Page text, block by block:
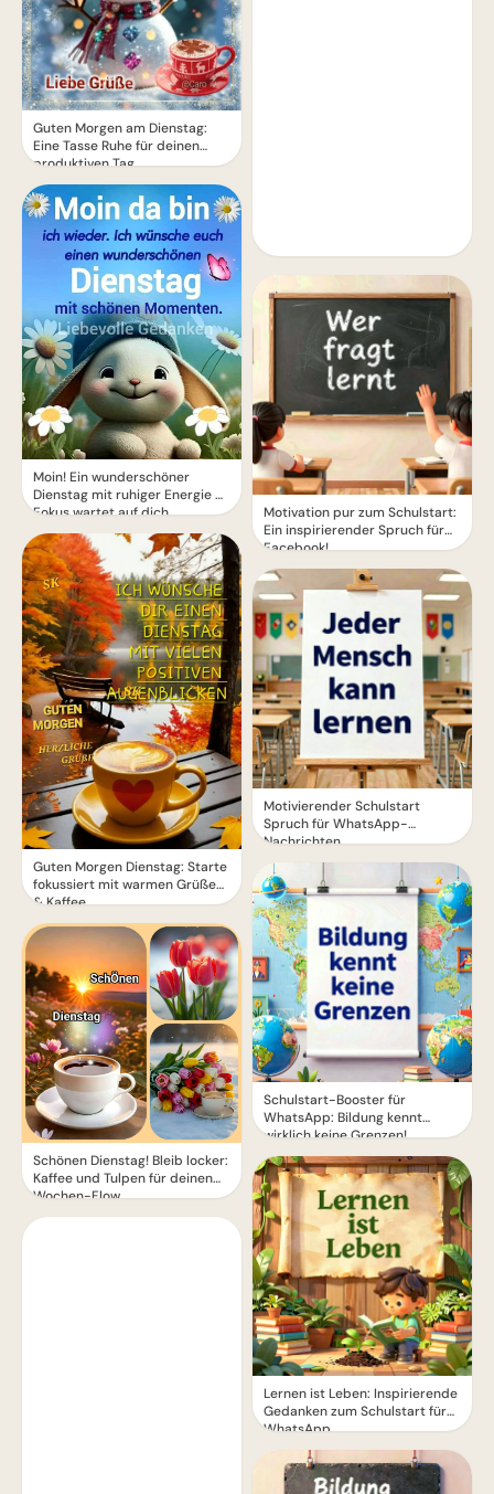
Guten Morgen am Dienstag:
Eine Tasse Ruhe für deinen
produktiven Tag
Moin! Ein wunderschöner
Dienstag mit ruhiger Energie &
Fokus wartet auf dich
Guten Morgen Dienstag: Starte
fokussiert mit warmen Grüßen
& Kaffee
Schönen Dienstag! Bleib locker:
Kaffee und Tulpen für deinen
Wochen-Flow
Motivation pur zum Schulstart:
Ein inspirierender Spruch für
Facebook!
Motivierender Schulstart
Spruch für WhatsApp-
Nachrichten
Schulstart-Booster für
WhatsApp: Bildung kennt
wirklich keine Grenzen!
Lernen ist Leben: Inspirierende
Gedanken zum Schulstart für
WhatsApp.